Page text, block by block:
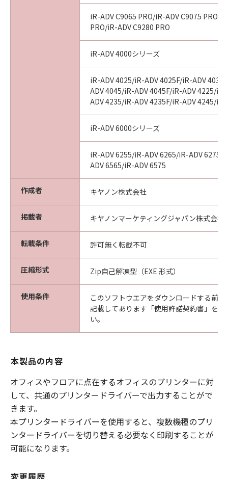
9. U.S. GOVERNMENT RESTRICTED RIGHTS
A "US Government End User" shall mean any
agency or entity of the government of the
United States. If you are a US Government
End User, the following shall apply: The
SOFTWARE is a "commercial item," as that
term is defined at 48 C.F.R. 2.101 (October
1995), consisting of "commercial computer
software" and "commercial computer
software documentation," as such terms are
used in 48 C.F.R. 12.212 (September 1995).
Consistent with 48 C.F.R. 12.212 and 48 C.F.R.
227.7202-1 through 227.7202-4 (June 1995),
all U.S. Government End Users shall acquire
the SOFTWARE with only those rights set
forth herein. The manufacturer is Canon
Inc./30-2, Shimomaruko 3-chome, Ohta-ku,
10. SEVERABILITY
In the event that any section hereof is
declared or found to be illegal by any court or
tribunal of competent jurisdiction, such
section shall be null and void with respect to
the jurisdiction of that court or tribunal and
all the remaining provisions hereof shall
remain in full force and effect.
11. ACKNOWLEDGEMENT
YOUR ACCEPTANCE AS STATED BELOW OR
INSTALLING THE SOFTWARE, YOU
ACKNOWLEDGE THAT YOU HAVE READ THIS
AGREEMENT, UNDERSTOOD IT, AND AGREE
TO BE BOUND BY ITS TERMS AND
CONDITIONS. YOU ALSO AGREE THAT THIS
EXCLUSIVE STATEMENT OF AGREEMENT
iR-ADV C9065 PRO/iR-ADV C9075 PRO/
PRO/iR-ADV C9280 PRO
iR-ADV 4000シリーズ
iR-ADV 4025/iR-ADV 4025F/iR-ADV
ADV 4045/iR-ADV 4045F/iR-ADV 4225/
ADV 4235/iR-ADV 4235F/iR-ADV 4245/iR-
iR-ADV 6000シリーズ
iR-ADV 6255/iR-ADV 6265/iR-ADV 6275/
ADV 6565/iR-ADV 6575
作成者 キヤノン株式会社
掲載者 キヤノンマーケティングジャパン株式会社
転載条件 許可無く転載不可
圧縮形式 Zip自己解凍型（EXE 形式）
使用条件
このソフトウエアをダウンロードする前
記載してあります「使用許諾契約書」を
い。
本製品の内容
オフィスやフロアに点在するオフィスのプリンターに対
して、共通のプリンタードライバーで出力することがで
きます。
本プリンタードライバーを使用すると、複数機種のプリ
ンタードライバーを切り替える必要なく印刷することが
可能になります。
変更履歴